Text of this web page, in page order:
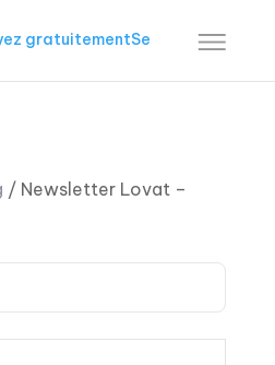
gratuitementSe
/ Newsletter Lovat –